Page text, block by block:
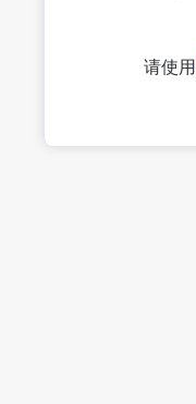
请使用